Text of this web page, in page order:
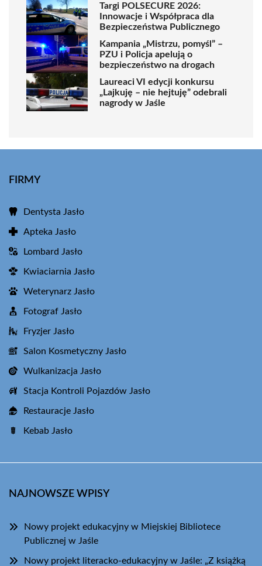
Targi POLSECURE 2026:
Innowacje i Współpraca dla
Bezpieczeństwa Publicznego
Kampania „Mistrzu, pomyśl” –
PZU i Policja apelują o
bezpieczeństwo na drogach
Laureaci VI edycji konkursu
„Lajkuję – nie hejtuję” odebrali
nagrody w Jaśle
FIRMY
Dentysta Jasło
Apteka Jasło
Lombard Jasło
Kwiaciarnia Jasło
Weterynarz Jasło
Fotograf Jasło
Fryzjer Jasło
Salon Kosmetyczny Jasło
Wulkanizacja Jasło
Stacja Kontroli Pojazdów Jasło
Restauracje Jasło
Kebab Jasło
NAJNOWSZE WPISY
Nowy projekt edukacyjny w Miejskiej Bibliotece
Publicznej w Jaśle
Nowy projekt literacko-edukacyjny w Jaśle: „Z książką